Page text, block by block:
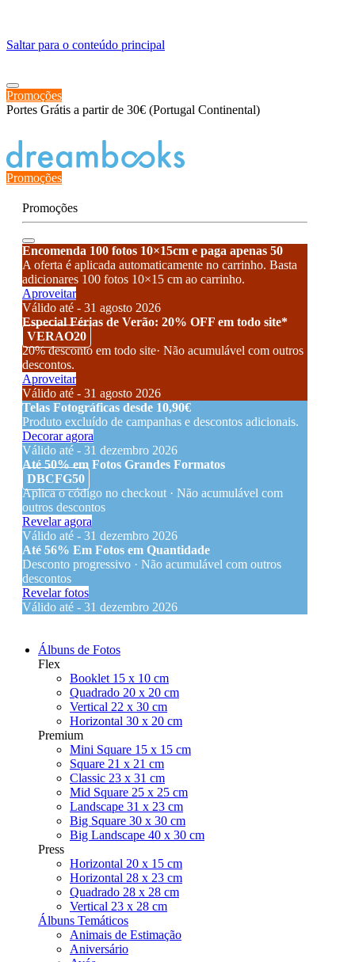
Saltar para o conteúdo principal
Promoções
Portes Grátis a partir de 30€ (Portugal Continental)
Promoções
Promoções
Encomenda 100 fotos 10×15cm e paga apenas 50
A oferta é aplicada automaticamente no carrinho. Basta
adicionares 100 fotos 10×15 cm ao carrinho.
Aproveitar
Válido até - 31 agosto 2026
Especial Férias de Verão: 20% OFF em todo site*
VERAO20
20% desconto em todo site· Não acumulável com outros
descontos.
Aproveitar
Válido até - 31 agosto 2026
Telas Fotográficas desde 10,90€
Produto excluído de campanhas e descontos adicionais.
Decorar agora
Válido até - 31 dezembro 2026
Até 50% em Fotos Grandes Formatos
DBCFG50
Aplica o código no checkout · Não acumulável com
outros descontos
Revelar agora
Válido até - 31 dezembro 2026
Até 56% Em Fotos em Quantidade
Desconto progressivo · Não acumulável com outros
descontos
Revelar fotos
Válido até - 31 dezembro 2026
Álbuns de Fotos
Flex
Booklet 15 x 10 cm
Quadrado 20 x 20 cm
Vertical 22 x 30 cm
Horizontal 30 x 20 cm
Premium
Mini Square 15 x 15 cm
Square 21 x 21 cm
Classic 23 x 31 cm
Mid Square 25 x 25 cm
Landscape 31 x 23 cm
Big Square 30 x 30 cm
Big Landscape 40 x 30 cm
Press
Horizontal 20 x 15 cm
Horizontal 28 x 23 cm
Quadrado 28 x 28 cm
Vertical 23 x 28 cm
Álbuns Temáticos
Animais de Estimação
Aniversário
≡